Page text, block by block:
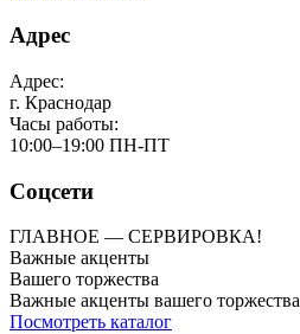
Адрес
Адрес:
г. Краснодар
Часы работы:
10:00–19:00 ПН-ПТ
Соцсети
ГЛАВНОЕ — СЕРВИРОВКА!
Важные акценты
Вашего торжества
Важные акценты вашего торжества
Посмотреть каталог